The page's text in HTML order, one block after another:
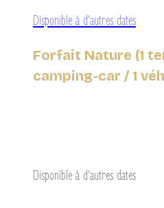
Disponible à d’autres dates
Forfait Nature (1
camping-car / 1
Disponible à d’autres dates